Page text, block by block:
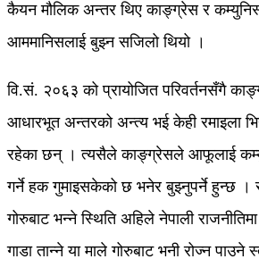
कैयन मौलिक अन्तर थिए काङ्ग्रेस र
आममानिसलाई बुझ्न सजिलो थियो ।
वि.सं. २०६३ को प्रायोजित परिवर्तनसँगै
आधारभूत अन्तरको अन्त्य भई केही रमाइला
रहेका छन् । त्यसैले काङ्ग्रेसले आफूलाई
गर्ने हक गुमाइसकेको छ भनेर बुझ्नुपर्ने हुन्छ ।
गोरुबाट भन्ने स्थिति अहिले नेपाली
गाडा तान्ने या माले गोरुबाट भनी रोज्न पाउने